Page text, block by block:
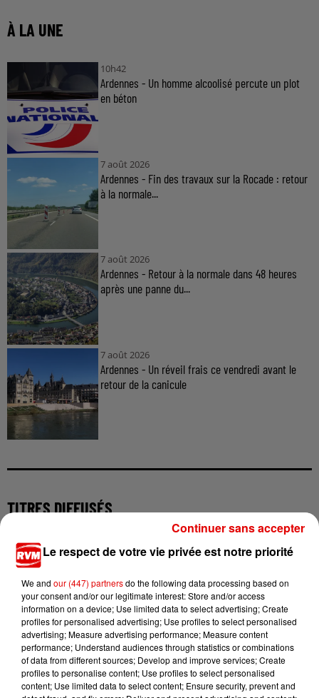
À LA UNE
10h42
Ardennes - Un homme alcoolisé percute un plot
en béton
7 août 2026
Ardennes - Fin des travaux sur la Rocade : retour
à la normale...
7 août 2026
Ardennes - Retour à la normale dans 48 heures
après une panne du...
7 août 2026
Ardennes - Un réveil frais ce vendredi avant le
retour de la canicule
TITRES DIFFUSÉS
11h57
11h57
24KGOLDN
Mood
CHRISTOPHE WILLEM
Systaime
EVANESCENCE
Who Will You
Follow
Le respect de votre vie privée est notre priorité
We and our (447) partnersdo the following data processing based on
your consent and/or our legitimate interest: Store and/or access
information on a device; Use limited data to select advertising; Create
profiles for personalised advertising; Use profiles to select personalised
advertising; Measure advertising performance; Measure content
performance; Understand audiences through statistics or combinations
of data from different sources; Develop and improve services; Create
profiles to personalise content; Use profiles to select personalised
content; Use limited data to select content; Ensure security, prevent and
Continuer sans accepter